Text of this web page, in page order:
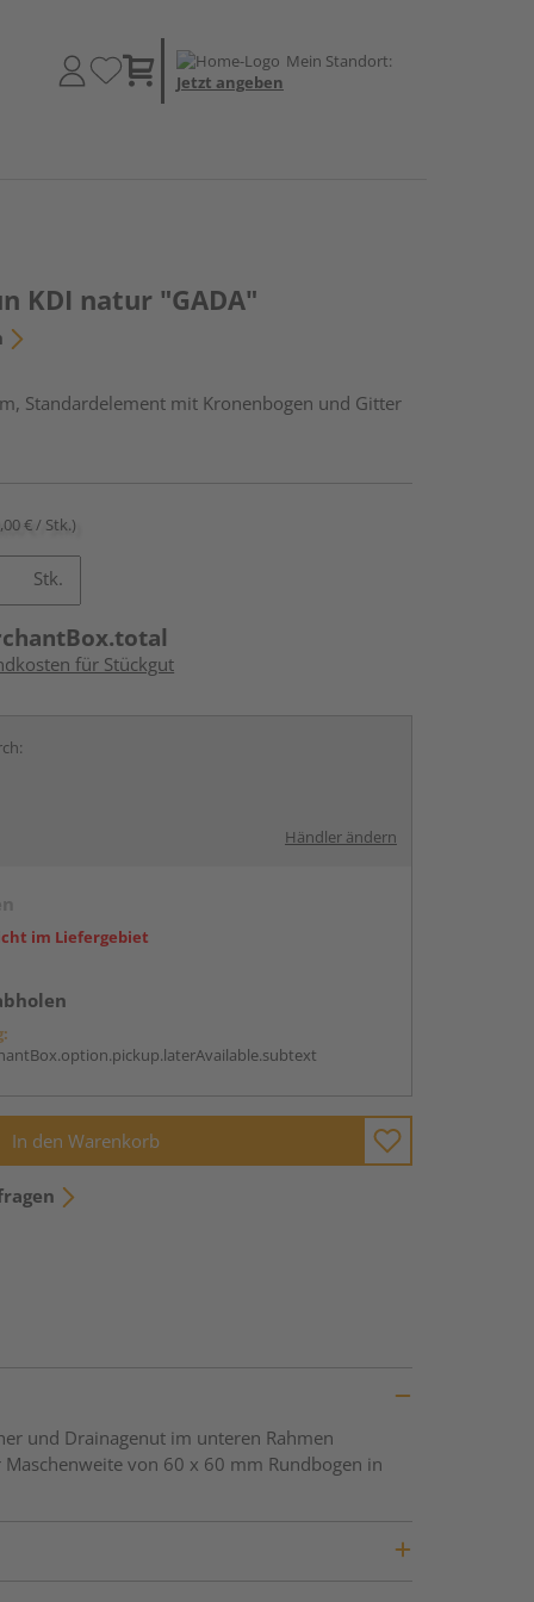
Mein Standort:
Jetzt angeben
KDI natur "GADA"
Standardelement mit Kronenbogen und Gitter
€ / Stk.)
Stk.
für Stückgut
Händler ändern
im Liefergebiet
In den Warenkorb
und Drainagenut im unteren Rahmen
von 60 x 60 mm Rundbogen in